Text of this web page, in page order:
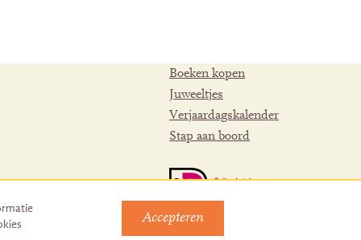
Boeken kopen
Juweeltjes
Verjaardagskalender
Stap aan boord
Accepteren